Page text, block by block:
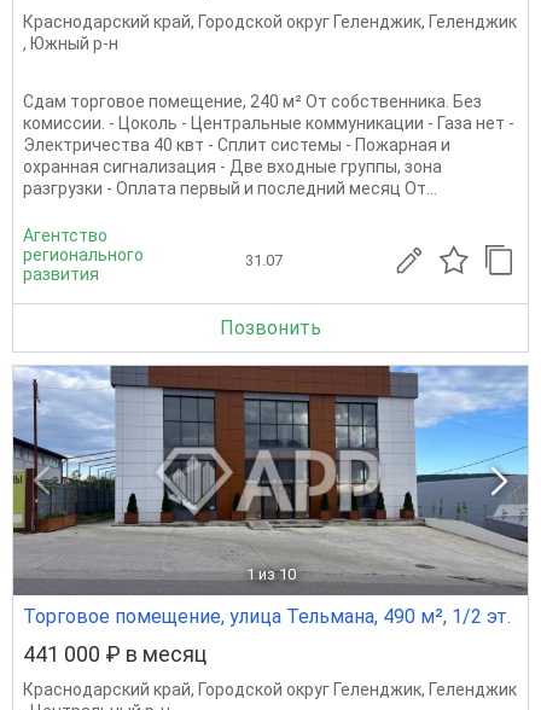
Краснодарский край, Городской округ Геленджик, Геленджик
, Южный р-н
Сдам торговое помещение, 240 м² От собственника. Без
комиссии. - Цоколь - Центральные коммуникации - Газа нет -
Электричества 40 квт - Сплит системы - Пожарная и
охранная сигнализация - Две входные группы, зона
разгрузки - Оплата первый и последний месяц От...
Агентство
регионального
развития
31.07
Позвонить
1 из 10
Торговое помещение, улица Тельмана, 490 м², 1/2 эт.
441 000 ₽ в месяц
Краснодарский край, Городской округ Геленджик, Геленджик